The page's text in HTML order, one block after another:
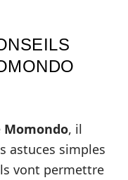
Momondo, il
astuces simples
vont permettre